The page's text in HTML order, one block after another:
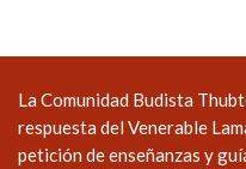
La Comunidad Budista
respuesta del Venerable
petición de enseñanzas y